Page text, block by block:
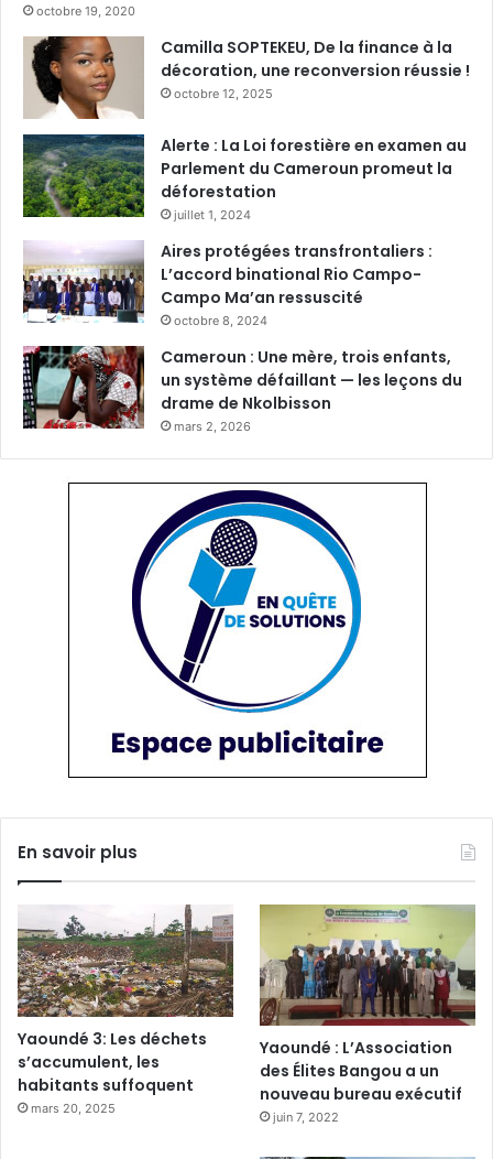
octobre 19, 2020
Camilla SOPTEKEU, De la finance à la
décoration, une reconversion réussie !
octobre 12, 2025
Alerte : La Loi forestière en examen au
Parlement du Cameroun promeut la
déforestation
juillet 1, 2024
Aires protégées transfrontaliers :
L’accord binational Rio Campo-
Campo Ma’an ressuscité
octobre 8, 2024
Cameroun : Une mère, trois enfants,
un système défaillant — les leçons du
drame de Nkolbisson
mars 2, 2026
En savoir plus
Yaoundé 3: Les déchets
s’accumulent, les
habitants suffoquent
mars 20, 2025
Yaoundé : L’Association
des Élites Bangou a un
nouveau bureau exécutif
juin 7, 2022